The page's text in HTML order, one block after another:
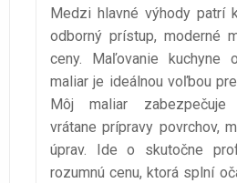
Medzi hlavné výhody patrí
odborný prístup, moderné
ceny. Maľovanie kuchyne
maliar je ideálnou voľbou
Môj maliar zabezpečuje
vrátane prípravy povrchov,
úprav. Ide o skutočne
rozumnú cenu, ktorá splní